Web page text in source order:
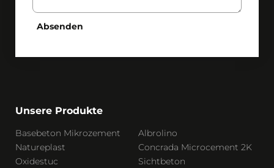
Absenden
Unsere Produkte
Basebeton Mikrozement
Albrolino
Natureplast
Concrada Microcement 2K
Oxidestuc
Sichtbeton